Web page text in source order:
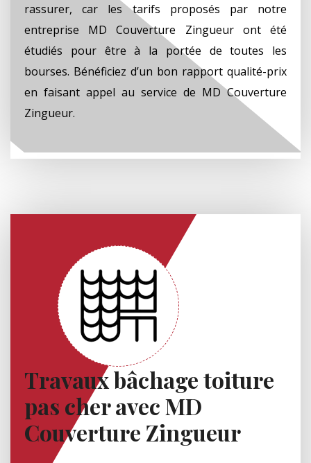
rassurer, car les tarifs proposés par notre
entreprise MD Couverture Zingueur ont été
étudiés pour être à la portée de toutes les
bourses. Bénéficiez d’un bon rapport qualité-prix
en faisant appel au service de MD Couverture
Zingueur.
Travaux bâchage toiture
pas cher avec MD
Couverture Zingueur